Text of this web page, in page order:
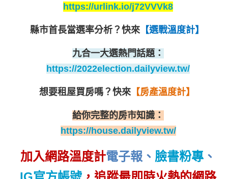
https://urlink.io/j72VVVk8
縣市首長當選率分析？ 快來【選戰溫度計】
九合一大選熱門話題：
https://2022election.dailyview.tw/
想要租屋買房嗎？ 快來【房產溫度計】
給你完整的房市知識：
https://house.dailyview.tw/
加入網路溫度計電子報 、 臉書粉專 、